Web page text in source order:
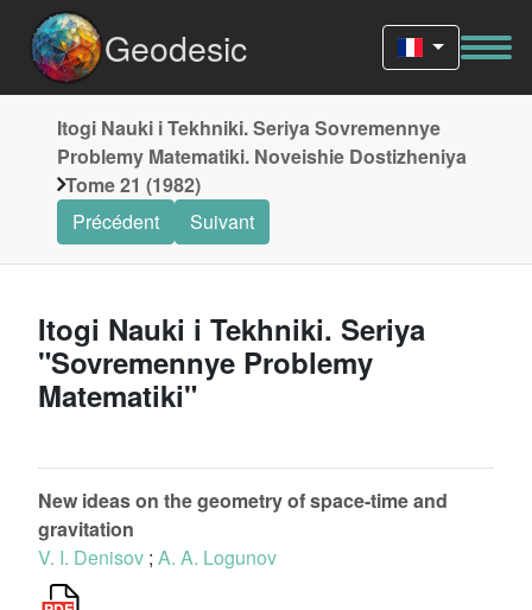
Geodesic
Itogi Nauki i Tekhniki. Seriya Sovremennye
Problemy Matematiki. Noveishie Dostizheniya
Tome 21 (1982)
Précédent
Suivant
Itogi Nauki i Tekhniki. Seriya
"Sovremennye Problemy
Matematiki"
New ideas on the geometry of space-time and
gravitation
V. I. Denisov ; A. A. Logunov